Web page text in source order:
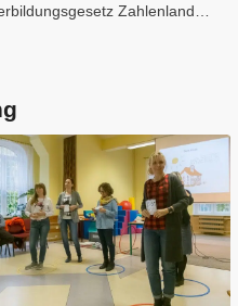
Zahlenland…